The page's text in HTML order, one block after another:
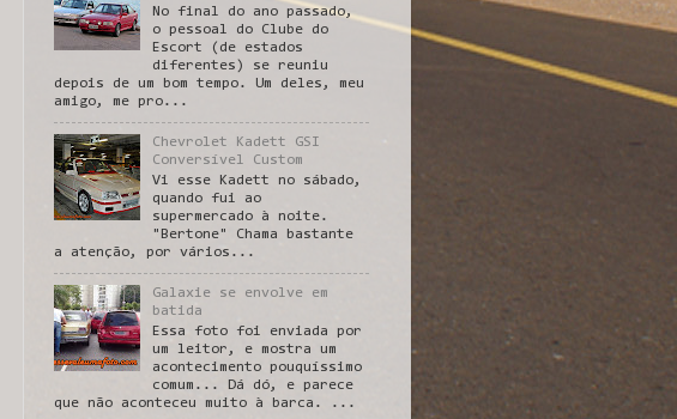
No final do ano passado,
o pessoal do Clube do
Escort (de estados
diferentes) se reuniu
depois de um bom tempo. Um deles, meu
amigo, me pro...
Chevrolet Kadett GSI
Conversível Custom
Vi esse Kadett no sábado,
quando fui ao
supermercado à noite.
"Bertone" Chama bastante
a atenção, por vários...
Galaxie se envolve em
batida
Essa foto foi enviada por
um leitor, e mostra um
acontecimento pouquíssimo
comum... Dá dó, e parece
que não aconteceu muito à barca. ...